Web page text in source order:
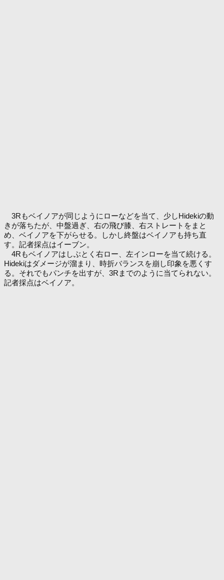
3Rもベイノアが同じようにローなどを当て、少しHidekiの動
きが落ちたが、中盤過ぎ、右の飛び膝、右ストレートをまと
め、ベイノアを下がらせる。しかし終盤はベイノアも持ち直
す。記者採点はイーブン。
4Rもベイノアはしぶとく右ロー、左インローを当て続ける。
Hidekiはダメージが溜まり、時折バランスを崩し印象を悪くす
る。それでもパンチを出すが、3Rまでのように当てられない。
記者採点はベイノア。